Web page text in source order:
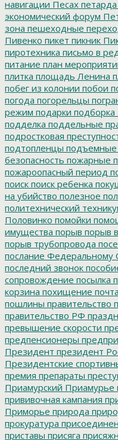
навигации Песах петарда
экономический форум
зона пешеходные
Пивенко пикет пикник
пиротехника письмо в
питание план
плитка площадь Ленина
побег из колонии побои
погода погорельцы
режим подарки
подделка поддельные
подростковая
подтопленцы подъемные
безопасность пожарные
пожароопасный период
поиск поиск ребенка
на убийство полезное
политехнический
Половинко помойки
имущества порыв порыв
порыв трубопровода
послание Федеральному
последний звонок
сопровождение посылка
корзина похищение почта
пошлины правительство
правительство РФ
превышение скорости
предпенсионеры
Президент президент
Президентские
премия препараты
Приамурский Приамурье
прививочная кампания
Приморье природа
прокуратура
приставы присяга